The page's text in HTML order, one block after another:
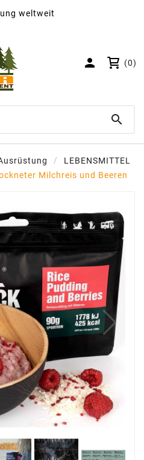
weltweit
 (0)

LEBENSMITTEL
Milchreis und Beeren